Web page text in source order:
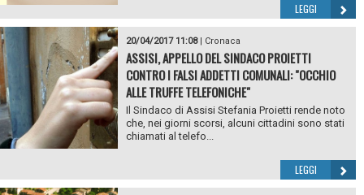
LEGGI
20/04/2017 11:08| Cronaca
ASSISI, APPELLO DEL SINDACO PROIETTI
CONTRO I FALSI ADDETTI COMUNALI: "OCCHIO
ALLE TRUFFE TELEFONICHE"
Il Sindaco di Assisi Stefania Proietti rende noto
che, nei giorni scorsi, alcuni cittadini sono stati
chiamati al telefo...
LEGGI